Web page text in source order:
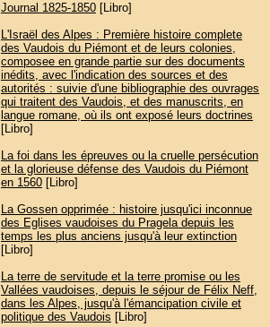
Journal 1825-1850[Libro]
L'Israël des Alpes : Première histoire complete
des Vaudois du Piémont et de leurs colonies,
composee en grande partie sur des documents
inédits, avec l'indication des sources et des
autorités : suivie d'une bibliographie des ouvrages
qui traitent des Vaudois, et des manuscrits, en
langue romane, où ils ont exposé leurs doctrines
[Libro]
La foi dans les épreuves ou la cruelle persécution
et la glorieuse défense des Vaudois du Piémont
en 1560[Libro]
La Gossen opprimée : histoire jusqu'ici inconnue
des Eglises vaudoises du Pragela depuis les
temps les plus anciens jusqu'à leur extinction
[Libro]
La terre de servitude et la terre promise ou les
Vallées vaudoises, depuis le séjour de Félix Neff,
dans les Alpes, jusqu'à l'émancipation civile et
politique des Vaudois [Libro]